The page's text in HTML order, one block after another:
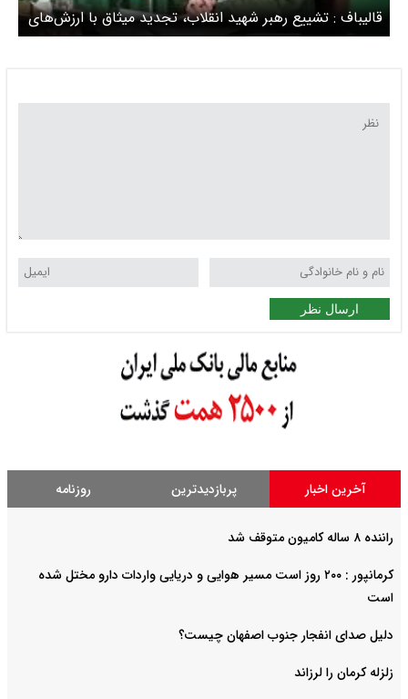
قالیباف : تشییع رهبر شهید انقلاب، تجدید میثاق با ارزش‌های
انقلاب است
ارسال نظر
آخرین اخبار پربازدیدترین روزنامه
راننده ۸ ساله کامیون متوقف شد
کرمانپور : ۲۰۰ روز است مسیر هوایی و دریایی واردات دارو مختل شده
است
دلیل صدای انفجار جنوب اصفهان چیست؟
زلزله کرمان را لرزاند